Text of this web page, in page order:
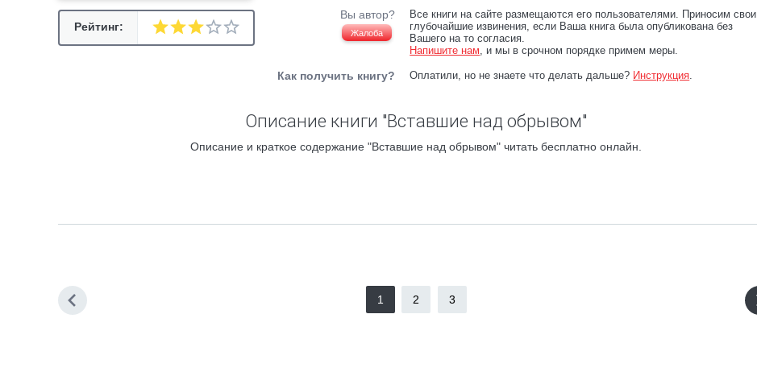
Рейтинг:
Вы автор?
Жалоба
Все книги на сайте размещаются его пользователями. Приносим свои
глубочайшие извинения, если Ваша книга была опубликована без
Вашего на то согласия.
Напишите нам, и мы в срочном порядке примем меры.
Как получить книгу? Оплатили, но не знаете что делать дальше? Инструкция.
Описание книги "Вставшие над обрывом"
Описание и краткое содержание "Вставшие над обрывом" читать бесплатно онлайн.
1 2 3